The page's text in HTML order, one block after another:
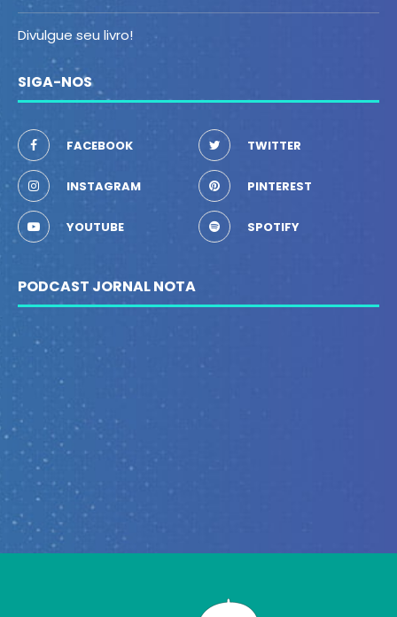
Divulgue seu livro!
SIGA-NOS
FACEBOOK TWITTER
INSTAGRAM PINTEREST
YOUTUBE SPOTIFY
PODCAST JORNAL NOTA